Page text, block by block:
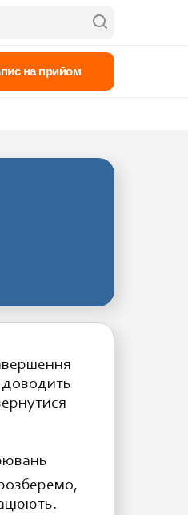
на прийом
доводить